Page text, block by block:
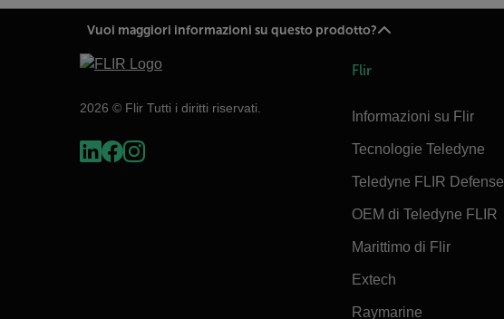
Vuoi maggiori informazioni su questo prodotto?
2026 © Flir Tutti i diritti riservati.
Flir
Informazioni su Flir
Tecnologie Teledyne
Teledyne FLIR Defense
OEM di Teledyne FLIR
Marittimo di Flir
Extech
Raymarine